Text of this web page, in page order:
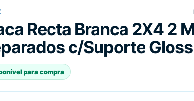
Recta Branca 2X4 2
c/Suporte
para compra